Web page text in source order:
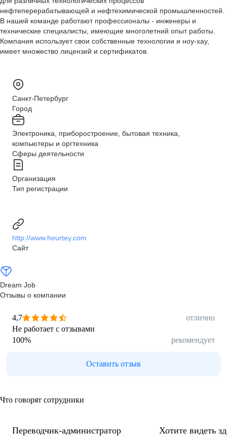
нефтеперерабатывающей и нефтехимической промышленностей.
В нашей команде работают профессионалы - инженеры и
технические специалисты, имеющие многолетний опыт работы.
Компания использует свои собственные технологии и ноу-хау,
имеет множество лицензий и сертификатов.
Санкт-Петербург
Город
Электроника, приборостроение, бытовая техника,
компьютеры и оргтехника
Сферы деятельности
Организация
Тип регистрации
http://www.heurtey.com
Сайт
Dream Job
Отзывы о компании
4,7
отлично
Не работает с отзывами
100% рекомендует
Оставить отзыв
Что говорят сотрудники
Переводчик-администратор
Хотите видеть